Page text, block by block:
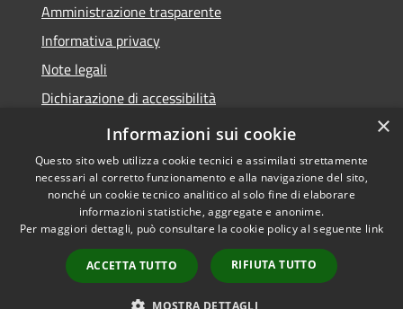
Amministrazione trasparente
Informativa privacy
Note legali
Dichiarazione di accessibilità
Moduli Privacy Amministrazione trasparente
Accessibilità
Copyright © 2026 • Comune di
Limana • Powered by
Municipium•
Accesso
redazione
×
Informazioni sui cookie
Questo sito web utilizza cookie tecnici e assimilati strettamente
necessari al corretto funzionamento e alla navigazione del sito,
nonché un cookie tecnico analitico al solo fine di elaborare
informazioni statistiche, aggregate e anonime.
Per maggiori dettagli, può consultare la cookie policy al seguente link
ACCETTA TUTTO RIFIUTA TUTTO
MOSTRA DETTAGLI